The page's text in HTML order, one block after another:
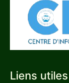
Liens utiles